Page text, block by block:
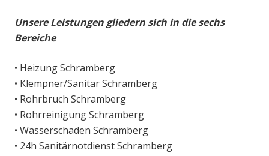
Unsere Leistungen gliedern sich in die sechs
Bereiche
• Heizung Schramberg
• Klempner/Sanitär Schramberg
• Rohrbruch Schramberg
• Rohrreinigung Schramberg
• Wasserschaden Schramberg
• 24h Sanitärnotdienst Schramberg